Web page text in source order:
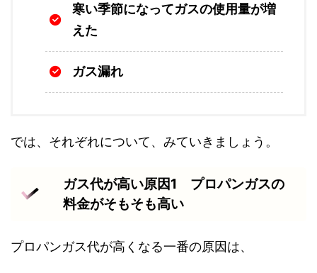
寒い季節になってガスの使用量が増
えた
ガス漏れ
では、それぞれについて、みていきましょう。
ガス代が高い原因1 プロパンガスの
料金がそもそも高い
プロパンガス代が高くなる一番の原因は、